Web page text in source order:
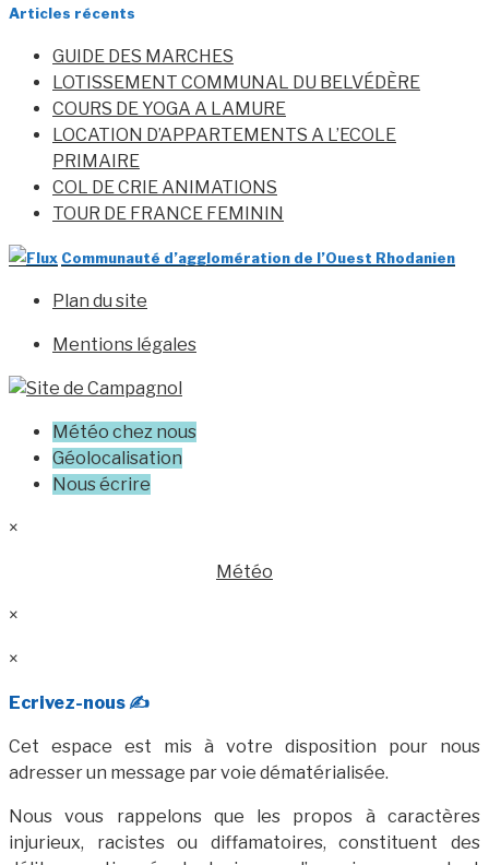
Articles récents
GUIDE DES MARCHES
LOTISSEMENT COMMUNAL DU BELVÉDÈRE
COURS DE YOGA A LAMURE
LOCATION D’APPARTEMENTS A L’ECOLE
PRIMAIRE
COL DE CRIE ANIMATIONS
TOUR DE FRANCE FEMININ
Communauté d’agglomération de l’Ouest Rhodanien
Plan du site
Mentions légales
Météo chez nous
Géolocalisation
Nous écrire
×
Météo
×
×
Ecrivez-nous ✍️
Cet espace est mis à votre disposition pour nous
adresser un message par voie dématérialisée.
Nous vous rappelons que les propos à caractères
injurieux, racistes ou diffamatoires, constituent des